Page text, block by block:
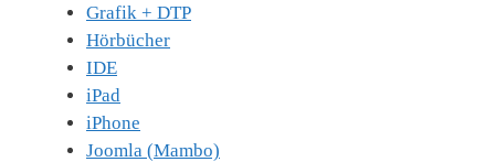
Grafik + DTP
Hörbücher
IDE
iPad
iPhone
Joomla (Mambo)